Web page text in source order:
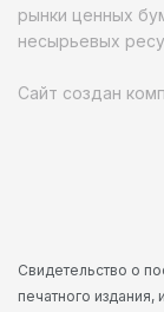
рынки ценных
несырьевых
Сайт создан
Свидетельство о
печатного